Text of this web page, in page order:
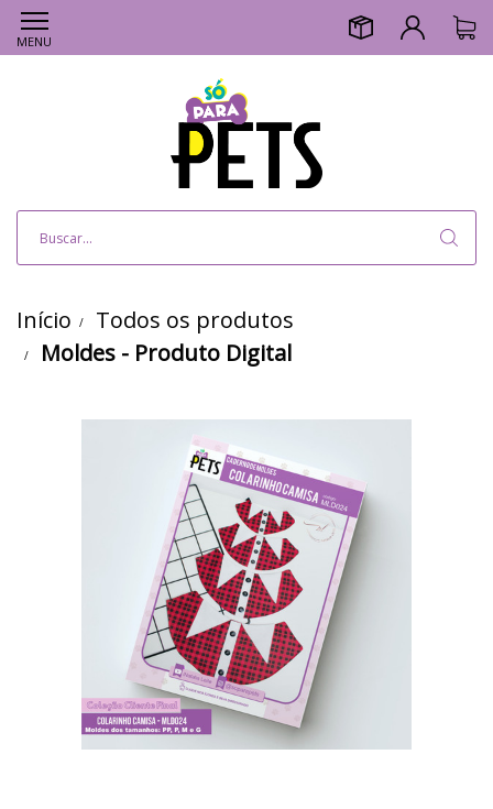
MENU
Início
Todos os produtos
Moldes - Produto Digital